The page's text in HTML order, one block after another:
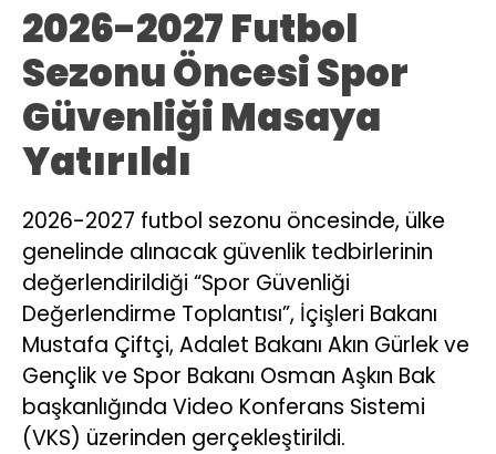
2026-2027 Futbol
Sezonu Öncesi Spor
Güvenliği Masaya
Yatırıldı
2026-2027 futbol sezonu öncesinde, ülke
genelinde alınacak güvenlik tedbirlerinin
değerlendirildiği “Spor Güvenliği
Değerlendirme Toplantısı”, İçişleri Bakanı
Mustafa Çiftçi, Adalet Bakanı Akın Gürlek ve
Gençlik ve Spor Bakanı Osman Aşkın Bak
başkanlığında Video Konferans Sistemi
(VKS) üzerinden gerçekleştirildi.